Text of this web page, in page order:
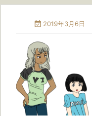
 2019年3月6日